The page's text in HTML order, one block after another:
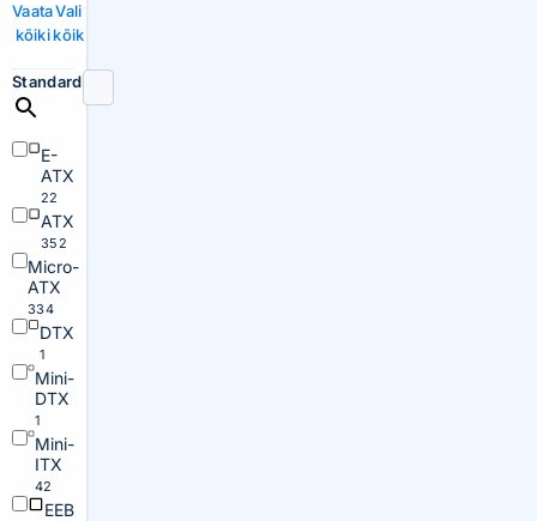
Vaata
kõiki
Vali
kõik
Standard
E-
ATX
22
ATX
352
Micro-
ATX
334
DTX
1
Mini-
DTX
1
Mini-
ITX
42
EEB